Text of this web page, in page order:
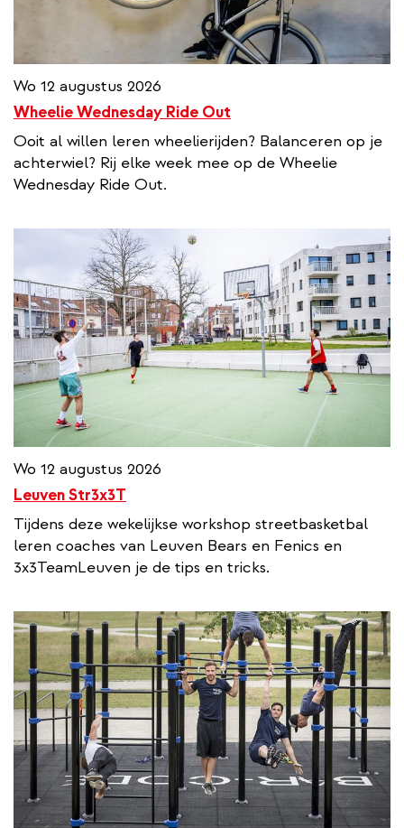
Wo 12 augustus 2026
Wheelie Wednesday Ride Out
Ooit al willen leren wheelierijden? Balanceren op je
achterwiel? Rij elke week mee op de Wheelie
Wednesday Ride Out.
Wo 12 augustus 2026
Leuven Str3x3T
Tijdens deze wekelijkse workshop streetbasketbal
leren coaches van Leuven Bears en Fenics en
3x3TeamLeuven je de tips en tricks.